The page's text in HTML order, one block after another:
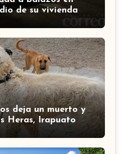
de su vivienda
deja un muerto y
Heras, Irapuato